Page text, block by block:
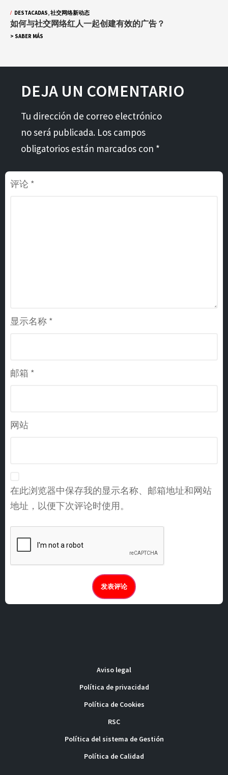
DESTACADAS,社交网络新动态
如何与社交网络红人一起创建有效的广告？
> SABER MÁS
DEJA UN COMENTARIO
Tu dirección de correo electrónico
no será publicada. Los campos
obligatorios están marcados con *
评论 *
显示名称 *
邮箱 *
网站
在此浏览器中保存我的显示名称、邮箱地址和网站
地址，以便下次评论时使用。
Aviso legal
Política de privacidad
Política de Cookies
RSC
Política del sistema de Gestión
Política de Calidad